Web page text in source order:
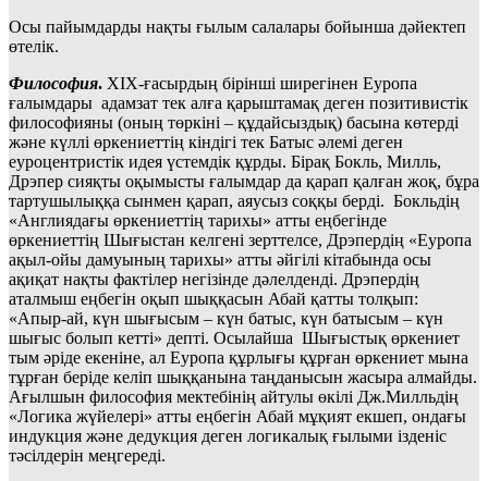
Осы пайымдарды нақты ғылым салалары бойынша дәйектеп
өтелік.
Философия. ХІХ-ғасырдың бірінші ширегінен Еуропа
ғалымдары адамзат тек алға қарыштамақ деген позитивистік
философияны (оның төркіні – құдайсыздық) басына көтерді
және күллі өркениеттің кіндігі тек Батыс әлемі деген
еуроцентристік идея үстемдік құрды. Бірақ Бокль, Милль,
Дрэпер сияқты оқымысты ғалымдар да қарап қалған жоқ, бұра
тартушылыққа сынмен қарап, аяусыз соққы берді. Бокльдің
«Англиядағы өркениеттің тарихы» атты еңбегінде
өркениеттің Шығыстан келгені зерттелсе, Дрэпердің «Еуропа
ақыл-ойы дамуының тарихы» атты әйгілі кітабында осы
ақиқат нақты фактілер негізінде дәлелденді. Дрэпердің
аталмыш еңбегін оқып шыққасын Абай қатты толқып:
«Апыр-ай, күн шығысым – күн батыс, күн батысым – күн
шығыс болып кетті» депті. Осылайша Шығыстық өркениет
тым әріде екеніне, ал Еуропа құрлығы құрған өркениет мына
тұрған беріде келіп шыққанына таңданысын жасыра алмайды.
Ағылшын философия мектебінің айтулы өкілі Дж.Милльдің
«Логика жүйелері» атты еңбегін Абай мұқият екшеп, ондағы
индукция және дедукция деген логикалық ғылыми ізденіс
тәсілдерін меңгереді.